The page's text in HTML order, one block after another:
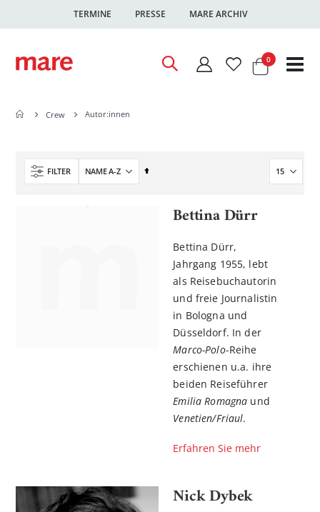
TERMINE PRESSE MARE ARCHIV
Warenkorb
0Artikel
Crew Autor:innen
FILTER
In
Bettina Dürr
Bettina Dürr,
Jahrgang 1955, lebt
als Reisebuchautorin
und freie Journalistin
in Bologna und
Düsseldorf. In der
Marco-Polo-Reihe
erschienen u.a. ihre
beiden Reiseführer
Emilia Romagna und
Venetien/Friaul.
Erfahren Sie mehr
Nick Dybek